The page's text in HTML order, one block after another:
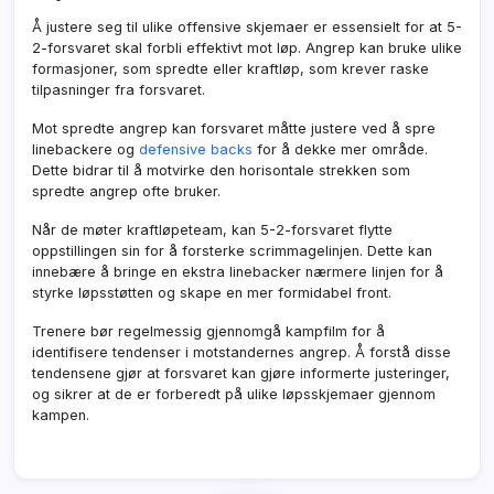
Å justere seg til ulike offensive skjemaer er essensielt for at 5-
2-forsvaret skal forbli effektivt mot løp. Angrep kan bruke ulike
formasjoner, som spredte eller kraftløp, som krever raske
tilpasninger fra forsvaret.
Mot spredte angrep kan forsvaret måtte justere ved å spre
linebackere og defensive backs for å dekke mer område.
Dette bidrar til å motvirke den horisontale strekken som
spredte angrep ofte bruker.
Når de møter kraftløpeteam, kan 5-2-forsvaret flytte
oppstillingen sin for å forsterke scrimmagelinjen. Dette kan
innebære å bringe en ekstra linebacker nærmere linjen for å
styrke løpsstøtten og skape en mer formidabel front.
Trenere bør regelmessig gjennomgå kampfilm for å
identifisere tendenser i motstandernes angrep. Å forstå disse
tendensene gjør at forsvaret kan gjøre informerte justeringer,
og sikrer at de er forberedt på ulike løpsskjemaer gjennom
kampen.